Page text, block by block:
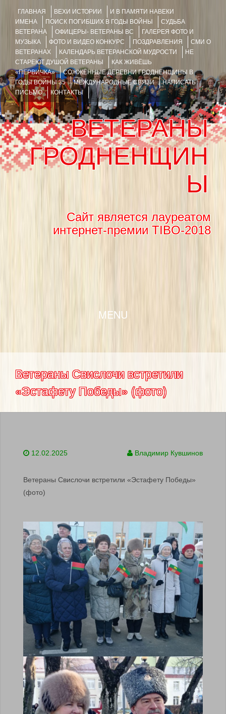
ГЛАВНАЯ ВЕХИ ИСТОРИИ
И В ПАМЯТИ НАВЕКИ
ИМЕНА
ПОИСК ПОГИБШИХ В ГОДЫ ВОЙНЫ
СУДЬБА
ВЕТЕРАНА
ОФИЦЕРЫ- ВЕТЕРАНЫ ВС
ГАЛЕРЕЯ ФОТО И
МУЗЫКА
ФОТО И ВИДЕО КОНКУРС ПОЗДРАВЛЕНИЯ
СМИ О
ВЕТЕРАНАХ
КАЛЕНДАРЬ ВЕТЕРАНСКОЙ МУДРОСТИ
НЕ
СТАРЕЮТ ДУШОЙ ВЕТЕРАНЫ
КАК ЖИВЁШЬ
«ПЕРВИЧКА»
СОЖЖЁННЫЕ ДЕРЕВНИ ГРОДНЕНЩИНЫ В
ГОДЫ ВОЙНЫ 35
МЕЖДУНАРОДНЫЕ СВЯЗИ
НАПИСАТЬ
ПИСЬМО
КОНТАКТЫ
ВЕТЕРАНЫ
ГРОДНЕНЩИН
Ы
Сайт является лауреатом
интернет-премии TIBO-2018
MENU
Ветераны Свислочи встретили
«Эстафету Победы» (фото)
12.02.2025 Владимир Кувшинов
Ветераны Свислочи встретили «Эстафету Победы»
(фото)